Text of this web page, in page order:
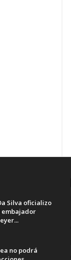
Silva oficializo
embajador
no podrá